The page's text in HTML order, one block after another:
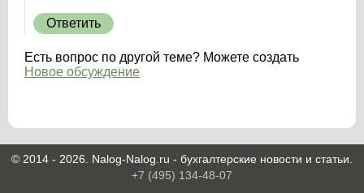
Ответить
Есть вопрос по другой теме? Можете создать
Новое обсуждение
© 2014 - 2026. Nalog-Nalog.ru - бухгалтерские новости и статьи.
+7 (495) 134-48-07